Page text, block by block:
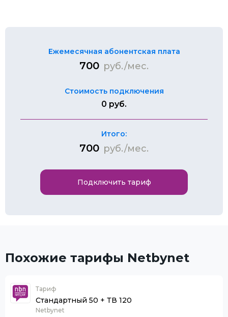
Ежемесячная абонентская плата
700 руб./мес.
Стоимость подключения
0 руб.
Итого:
700 руб./мес.
Подключить тариф
Похожие тарифы Netbynet
Тариф
Стандартный 50 + ТВ 120
Netbynet